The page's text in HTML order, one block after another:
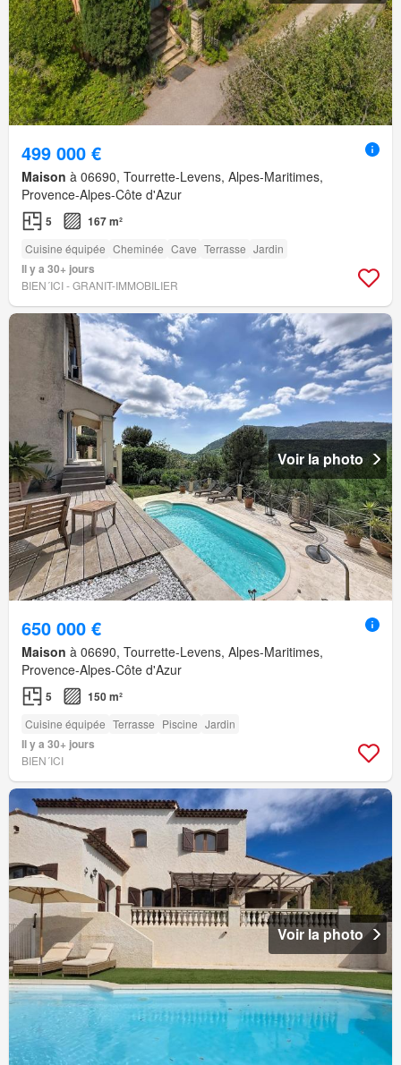
499 000 €
Maison à 06690, Tourrette-Levens, Alpes-Maritimes,
Provence-Alpes-Côte d'Azur
5 167 m²
Cuisine équipée Cheminée Cave Terrasse Jardin
Il y a 30+ jours
BIEN´ICI - GRANIT-IMMOBILIER
Voir la photo
650 000 €
Maison à 06690, Tourrette-Levens, Alpes-Maritimes,
Provence-Alpes-Côte d'Azur
5 150 m²
Cuisine équipée Terrasse Piscine Jardin
Il y a 30+ jours
BIEN´ICI
Voir la photo